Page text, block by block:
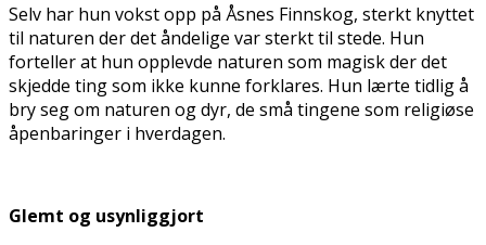
Selv har hun vokst opp på Åsnes Finnskog, sterkt knyttet
til naturen der det åndelige var sterkt til stede. Hun
forteller at hun opplevde naturen som magisk der det
skjedde ting som ikke kunne forklares. Hun lærte tidlig å
bry seg om naturen og dyr, de små tingene som religiøse
åpenbaringer i hverdagen.
Glemt og usynliggjort